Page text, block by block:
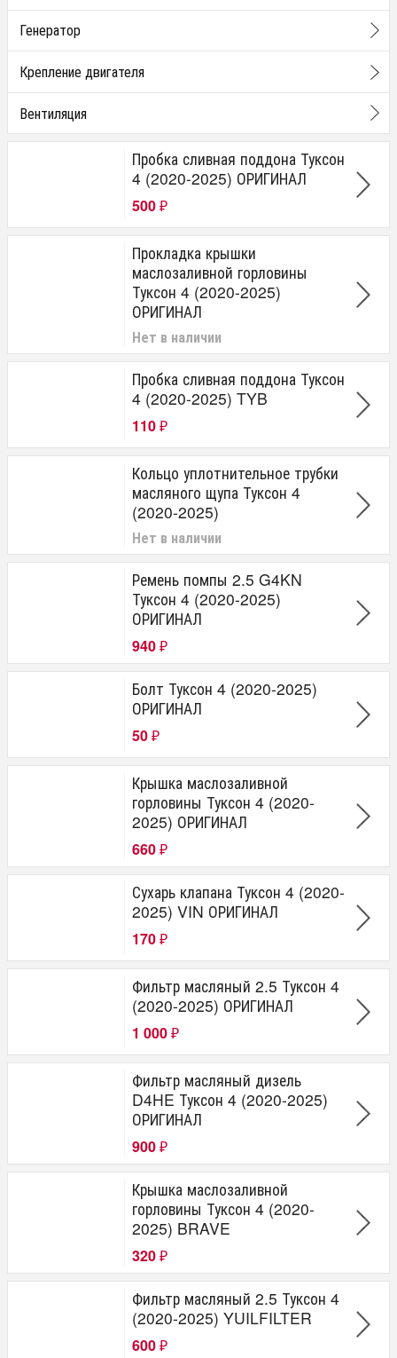
Генератор
Крепление двигателя
Вентиляция
Пробка сливная поддона Туксон
4 (2020-2025) ОРИГИНАЛ
500 ₽
Прокладка крышки
маслозаливной горловины
Туксон 4 (2020-2025)
ОРИГИНАЛ
Нет в наличии
Пробка сливная поддона Туксон
4 (2020-2025) TYB
110 ₽
Кольцо уплотнительное трубки
масляного щупа Туксон 4
(2020-2025)
Нет в наличии
Ремень помпы 2.5 G4KN
Туксон 4 (2020-2025)
ОРИГИНАЛ
940 ₽
Болт Туксон 4 (2020-2025)
ОРИГИНАЛ
50 ₽
Крышка маслозаливной
горловины Туксон 4 (2020-
2025) ОРИГИНАЛ
660 ₽
Сухарь клапана Туксон 4 (2020-
2025) VIN ОРИГИНАЛ
170 ₽
Фильтр масляный 2.5 Туксон 4
(2020-2025) ОРИГИНАЛ
1 000 ₽
Фильтр масляный дизель
D4HE Туксон 4 (2020-2025)
ОРИГИНАЛ
900 ₽
Крышка маслозаливной
горловины Туксон 4 (2020-
2025) BRAVE
320 ₽
Фильтр масляный 2.5 Туксон 4
(2020-2025) YUILFILTER
600 ₽